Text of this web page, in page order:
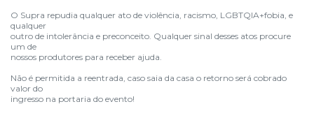
O Supra repudia qualquer ato de violência, racismo, LGBTQIA+fobia, e
qualquer
outro de intolerância e preconceito. Qualquer sinal desses atos procure
um de
nossos produtores para receber ajuda.
Não é permitida a reentrada, caso saia da casa o retorno será cobrado
valor do
ingresso na portaria do evento!